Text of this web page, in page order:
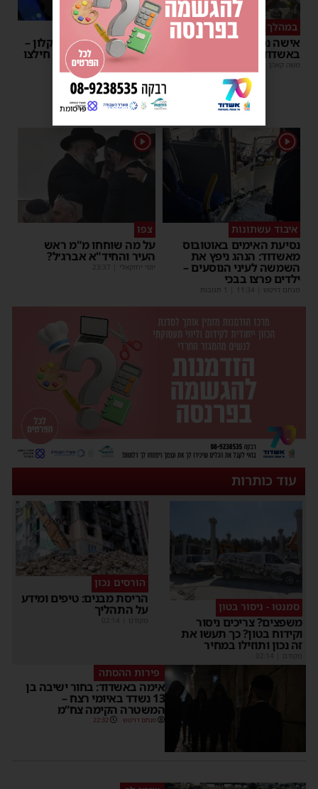
במהלך העבודה
אישה נפלה מסולם במחסן
באשדוד
משה קאהן
צפו
תינוק ננעל ברכב באשקלון –
המתנדבים האשדודים חילצו
אותו בשלום
משה קאהן |
11:53
1
איבוד עשתונות
נסיעת האימים באוטובוס
מאשדוד: הנהג ניפץ את
השמשה לעיני הנוסעים –
ילדים פרצו בבכי
מנחם דויטש 11:34
1
צפו
על מה שוחחו מ"מ ראש
העיר והחיד"א אברג׳ל?
יוסי יחזקאלי 23:37
עוד כותרות
סמנטו - ניסור בטון
משפצים? צריכים ניסור
וקידוח בטון? כך תעשו את
זה נכון ותוזילו במחיר
מקודם
הורסים נכון
הריסת מבנים: טיפים ומידע
על התהליך
מקודם
פירות ההסתה
אימה באשדוד: בחור ישיבה בן
13 נשדד באיומי רצח –
המשטרה הקימה צח”מ
מנחם דויטש 22:32
פרסומת